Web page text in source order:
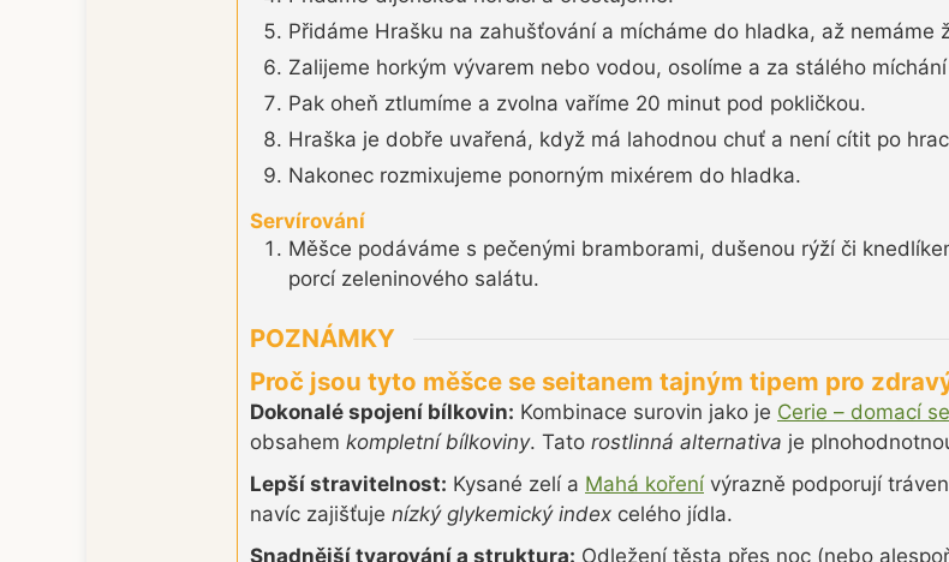
Přidáme Hrašku na zahušťování a mícháme do hladka, až nemáme
Zalijeme horkým vývarem nebo vodou, osolíme a za stálého
Pak oheň ztlumíme a zvolna vaříme 20 minut pod pokličkou.
Hraška je dobře uvařená, když má lahodnou chuť a není cítit po
Nakonec rozmixujeme ponorným mixérem do hladka.
Servírování
Měšce podáváme s pečenými bramborami, dušenou rýží či
porcí zeleninového salátu.
POZNÁMKY
Proč jsou tyto měšce se seitanem tajným tipem pro
Dokonalé spojení bílkovin: Kombinace surovin jako je Cerie – domací
obsahem kompletní bílkoviny. Tato rostlinná alternativa je
Lepší stravitelnost: Kysané zelí a Mahá koření výrazně podporují
navíc zajišťuje nízký glykemický index celého jídla.
Snadnější tvarování a struktura: Odležení těsta přes noc (nebo